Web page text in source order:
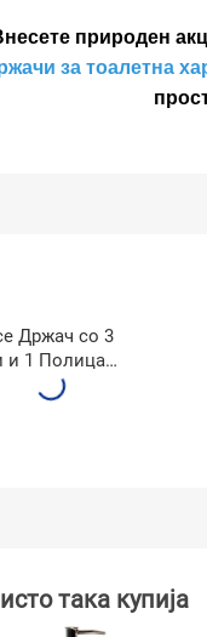
природен
за тоалетна
Држач со 3
и 1 Полица
Црна 96165237
така купија